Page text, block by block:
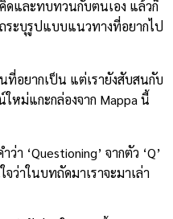
และทบทวนกับตนเอง แล้วก็
ระบุรูปแบบแนวทางที่อยากไป
ที่อยากเป็น แต่เรายังสับสนกับ
หม่แกะกล่องจาก Mappa นี้
า ‘Questioning’ จากตัว ‘Q’
ว่าในบทถัดมาเราจะมาเล่า